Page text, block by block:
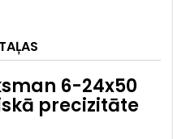
6-24x50
precizitāte